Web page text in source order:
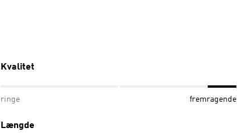
Kvalitet
ringe fremragende
Længde